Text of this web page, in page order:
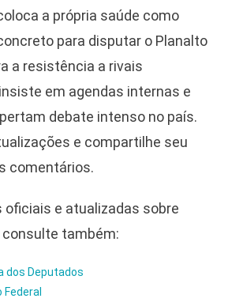
a própria saúde como
para disputar o Planalto
a resistência a rivais
em agendas internas e
debate intenso no país.
e compartilhe seu
comentários.
oficiais e atualizadas sobre
também:
dos Deputados
Federal